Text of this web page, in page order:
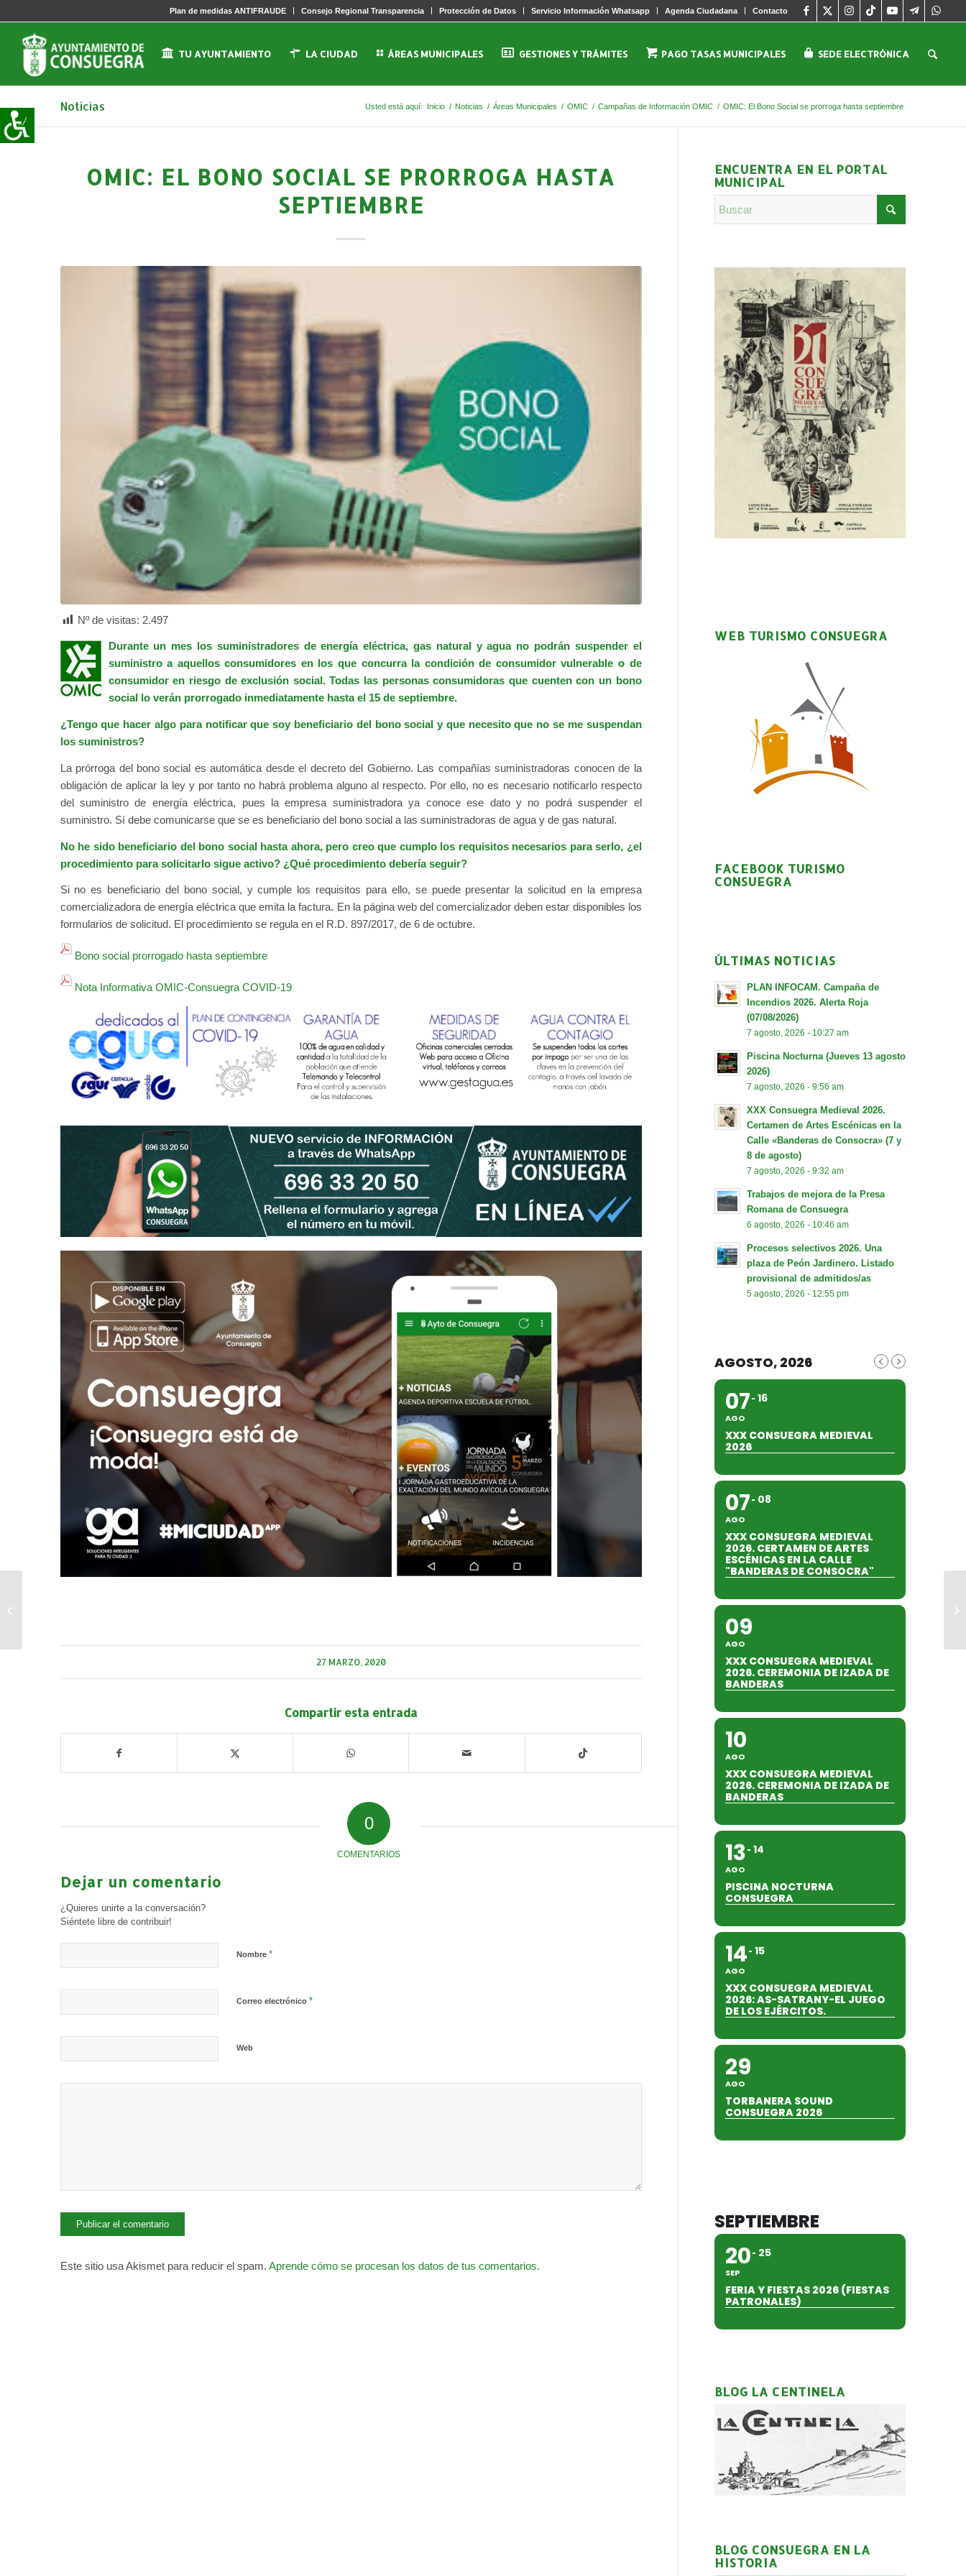
Plan de medidas ANTIFRAUDE Consejo Regional Transparencia Protección de Datos Servicio Información Whatsapp Agenda Ciudadana Contacto
TU AYUNTAMIENTO LA CIUDAD ÁREAS MUNICIPALES GESTIONES Y TRÁMITES PAGO TASAS MUNICIPALES SEDE ELECTRÓNICA
Noticias Usted está aquí: Inicio / Noticias / Áreas Municipales / OMIC / Campañas de Información OMIC / OMIC: El Bono Social se prorroga hasta septiembre
OMIC: EL BONO SOCIAL SE PRORROGA HASTA
SEPTIEMBRE
Nº de visitas: 2.497
Durante un mes los suministradores de energía eléctrica, gas natural y agua no podrán suspender el
suministro a aquellos consumidores en los que concurra la condición de consumidor vulnerable o de
consumidor en riesgo de exclusión social. Todas las personas consumidoras que cuenten con un bono
social lo verán prorrogado inmediatamente hasta el 15 de septiembre.
¿Tengo que hacer algo para notificar que soy beneficiario del bono social y que necesito que no se me suspendan
los suministros?
La prórroga del bono social es automática desde el decreto del Gobierno. Las compañías suministradoras conocen de la
obligación de aplicar la ley y por tanto no habrá problema alguno al respecto. Por ello, no es necesario notificarlo respecto
del suministro de energía eléctrica, pues la empresa suministradora ya conoce ese dato y no podrá suspender el
suministro. Sí debe comunicarse que se es beneficiario del bono social a las suministradoras de agua y de gas natural.
No he sido beneficiario del bono social hasta ahora, pero creo que cumplo los requisitos necesarios para serlo, ¿el
procedimiento para solicitarlo sigue activo? ¿Qué procedimiento debería seguir?
Si no es beneficiario del bono social, y cumple los requisitos para ello, se puede presentar la solicitud en la empresa
comercializadora de energía eléctrica que emita la factura. En la página web del comercializador deben estar disponibles los
formularios de solicitud. El procedimiento se regula en el R.D. 897/2017, de 6 de octubre.
Bono social prorrogado hasta septiembre
Nota Informativa OMIC-Consuegra COVID-19
27 MARZO, 2020
Compartir esta entrada
0
COMENTARIOS
Dejar un comentario
¿Quieres unirte a la conversación?
Siéntete libre de contribuir!
Nombre *
Correo electrónico *
Web
Este sitio usa Akismet para reducir el spam. Aprende cómo se procesan los datos de tus comentarios.
ENCUENTRA EN EL PORTAL
MUNICIPAL
WEB TURISMO CONSUEGRA
FACEBOOK TURISMO
CONSUEGRA
ÚLTIMAS NOTICIAS
PLAN INFOCAM. Campaña de
Incendios 2026. Alerta Roja
(07/08/2026)
7 agosto, 2026 - 10:27 am
Piscina Nocturna (Jueves 13 agosto
2026)
7 agosto, 2026 - 9:56 am
XXX Consuegra Medieval 2026.
Certamen de Artes Escénicas en la
Calle «Banderas de Consocra» (7 y
8 de agosto)
7 agosto, 2026 - 9:32 am
Trabajos de mejora de la Presa
Romana de Consuegra
6 agosto, 2026 - 10:46 am
Procesos selectivos 2026. Una
plaza de Peón Jardinero. Listado
provisional de admitidos/as
5 agosto, 2026 - 12:55 pm
AGOSTO, 2026
07
AGO
16
XXX CONSUEGRA MEDIEVAL
2026
07
AGO
08
XXX CONSUEGRA MEDIEVAL
2026. CERTAMEN DE ARTES
ESCÉNICAS EN LA CALLE
"BANDERAS DE CONSOCRA"
09
AGO
XXX CONSUEGRA MEDIEVAL
2026. CEREMONIA DE IZADA DE
BANDERAS
10
AGO
XXX CONSUEGRA MEDIEVAL
2026. CEREMONIA DE IZADA DE
BANDERAS
13
AGO
14
PISCINA NOCTURNA
CONSUEGRA
14
AGO
15
XXX CONSUEGRA MEDIEVAL
2026: AS-SATRANY-EL JUEGO
DE LOS EJÉRCITOS.
29
AGO
TORBANERA SOUND
CONSUEGRA 2026
SEPTIEMBRE
20
SEP
25
FERIA Y FIESTAS 2026 (FIESTAS
PATRONALES)
BLOG LA CENTINELA
BLOG CONSUEGRA EN LA
HISTORIA